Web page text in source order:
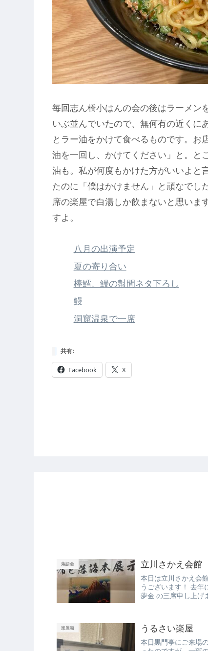
毎回志ん橋小はんの会の後はラーメン
いぶ並んでいたので、無何有の近くに
とラー油をかけて食べるものです。お
油を一回し、かけてください」と。と
油も。私が何度もかけた方がいいよと
たのに「僕はかけません」と頑なでし
席の楽屋で白湯しか飲まないと思いま
すよ。
八月の出演予定
夏の寄り合い
棒鱈、鰻の幇間ネタ下ろし
鰻
洞窟温泉で一席
共有:
Facebook X
落語会 立川さかえ会
本日は立川さかえ会
うございます！ 去年
夢金 の三席申し上げ
楽屋噺 うるさい楽屋
本日黒門亭にご来場